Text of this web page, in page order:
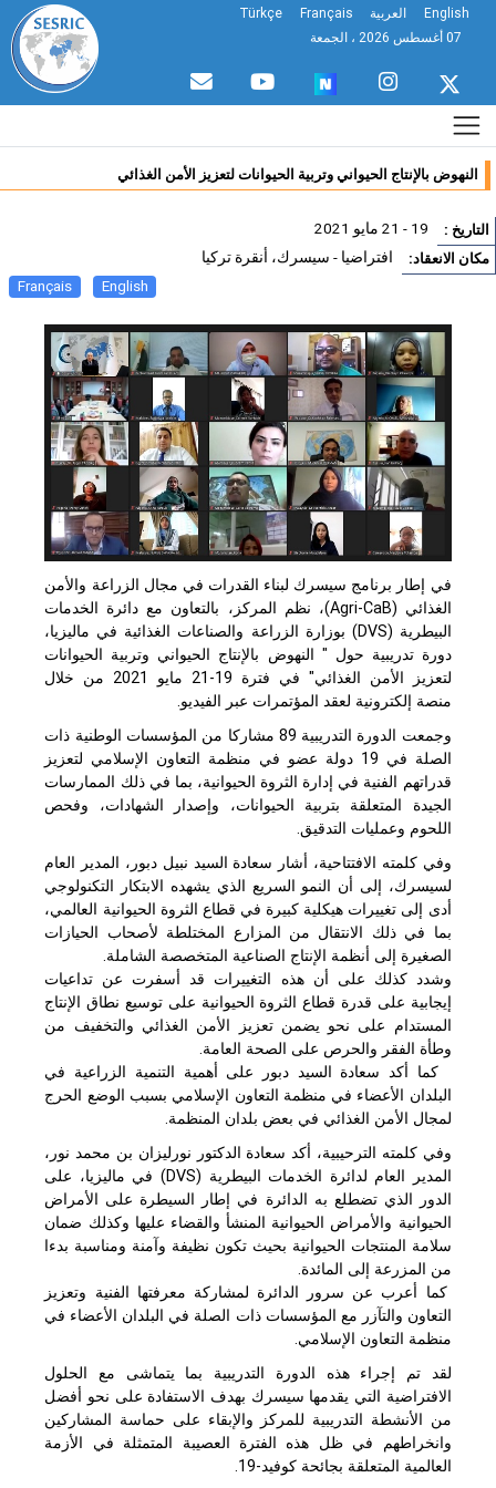
English العربية Français
Türkçe
النهوض بالإنتاج الحيواني وتربية الحيوانات لتعزيز الأمن الغذائي
: 19 - 21 مايو 2021
الانعقاد: افتراضيا - سيسرك، أنقرة تركيا
English
Français
في إطار برنامج سيسرك لبناء القدرات في مجال الزراعة والأمن
الغذائي (Agri-CaB)، نظم المركز، بالتعاون مع دائرة الخدمات
البيطرية (DVS) بوزارة الزراعة والصناعات الغذائية في ماليزيا،
دورة تدريبية حول " النهوض بالإنتاج الحيواني وتربية الحيوانات
لتعزيز الأمن الغذائي" في فترة 19-21 مايو 2021 من خلال
منصة إلكترونية لعقد المؤتمرات عبر الفيديو.
وجمعت الدورة التدريبية 89 مشاركا من المؤسسات الوطنية ذات
الصلة في 19 دولة عضو في منظمة التعاون الإسلامي لتعزيز
قدراتهم الفنية في إدارة الثروة الحيوانية، بما في ذلك الممارسات
الجيدة المتعلقة بتربية الحيوانات، وإصدار الشهادات، وفحص
اللحوم وعمليات التدقيق.
وفي كلمته الافتتاحية، أشار سعادة السيد نبيل دبور، المدير العام
لسيسرك، إلى أن النمو السريع الذي يشهده الابتكار التكنولوجي
أدى إلى تغييرات هيكلية كبيرة في قطاع الثروة الحيوانية العالمي،
بما في ذلك الانتقال من المزارع المختلطة لأصحاب الحيازات
الصغيرة إلى أنظمة الإنتاج الصناعية المتخصصة الشاملة.
وشدد كذلك على أن هذه التغييرات قد أسفرت عن تداعيات
إيجابية على قدرة قطاع الثروة الحيوانية على توسيع نطاق الإنتاج
المستدام على نحو يضمن تعزيز الأمن الغذائي والتخفيف من
وطأة الفقر والحرص على الصحة العامة.
كما أكد سعادة السيد دبور على أهمية التنمية الزراعية في
البلدان الأعضاء في منظمة التعاون الإسلامي بسبب الوضع الحرج
لمجال الأمن الغذائي في بعض بلدان المنظمة.
وفي كلمته الترحيبية، أكد سعادة الدكتور نورليزان بن محمد نور،
المدير العام لدائرة الخدمات البيطرية (DVS) في ماليزيا، على
الدور الذي تضطلع به الدائرة في إطار السيطرة على الأمراض
الحيوانية والأمراض الحيوانية المنشأ والقضاء عليها وكذلك ضمان
سلامة المنتجات الحيوانية بحيث تكون نظيفة وآمنة ومناسبة بدءا
من المزرعة إلى المائدة.
كما أعرب عن سرور الدائرة لمشاركة معرفتها الفنية وتعزيز
التعاون والتآزر مع المؤسسات ذات الصلة في البلدان الأعضاء في
منظمة التعاون الإسلامي.
لقد تم إجراء هذه الدورة التدريبية بما يتماشى مع الحلول
الافتراضية التي يقدمها سيسرك بهدف الاستفادة على نحو أفضل
من الأنشطة التدريبية للمركز والإبقاء على حماسة المشاركين
وانخراطهم في ظل هذه الفترة العصيبة المتمثلة في الأزمة
العالمية المتعلقة بجائحة كوفيد-19.